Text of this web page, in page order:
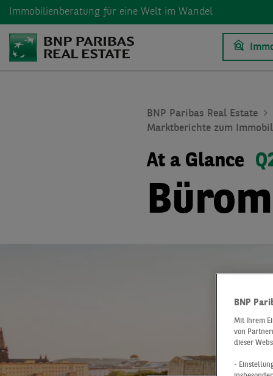
Immobilienberatung für eine Welt im Wandel
BNP Paribas Real Estate
Marktberichte zum
At a Glance
BNP
Mit Ihrem
von
dieser
-